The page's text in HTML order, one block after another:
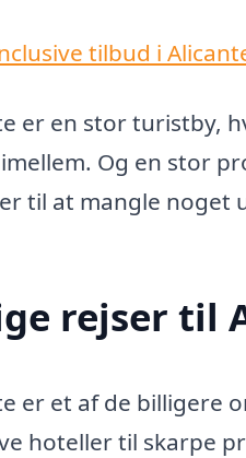
tilbud i
er en stor turistby,
Og en stor
til at mangle noget
rejser til
er et af de billigere
hoteller til skarpe